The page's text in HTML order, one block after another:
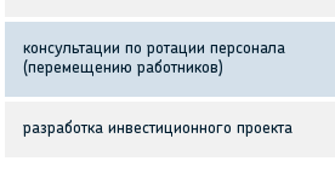
консультации по ротации персонала
(перемещению работников)
разработка инвестиционного проекта